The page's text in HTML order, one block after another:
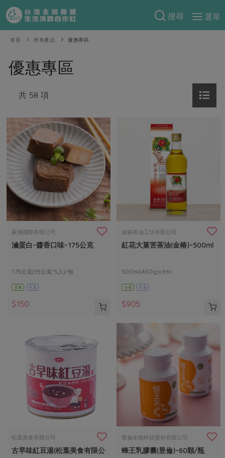
搜尋
選單
產品分類
當季蔬果
一籃菜
芽苗類
奶蛋豆・五穀
肉品・水產
水畜加工品
調理食材・點心
調味醬料/南北貨 烘焙
美妝保養 個人清潔
家庭清潔
日用品
食譜料理
肉食
海鮮
蔬食
蛋料理
料理方式
醬料
湯品．鍋物
涼拌沙拉
主題食譜
異國料理
把最好的台灣味帶回家！
防災用品預購圓滿結束
2026年端午節預購圓滿結束
更多預購活動
當季產品
合作25-經典快閃最後一週
合作25-精選產品第三彈
更多當季產品
主婦聯盟X樂齡網特約優惠案
30%rPET紅烏龍茶
2024農業發展計畫年度報告
更多議題活動
把最好的台灣味帶回家！
觀點文章
主婦食堂 一籃菜真心話
社內大小事
產品故事
樂齡生活
廚房瑜伽
減硝酸鹽
公益金 食農教育
更多議題
生活者e週報
綠主張月刊
典藏閱覽室
關於合作社
認識合作社
關於我們
合作社組織
員工與求才
自主把關
檢驗報告
硝酸鹽檢驗
社員權益
合作社法規
社務專區
選舉專區
媒體報導
重要公告
首頁 所有產品 優惠專區
優惠專區
共 58 項
豪瀚國際有限公司
滷蛋白-醬香口味-175公克
175公克(35公克*5入)/包
蛋素 常溫
$150
金椿茶油工坊有限公司
紅花大菓苦茶油(金椿)-500ml
500ml(460g)±3ml
全素 常溫
$905
松葉美食有限公司
古早味紅豆湯(松葉美食有限公
昱倫生物科技股份有限公司
蜂王乳膠囊(昱倫)-60顆/瓶